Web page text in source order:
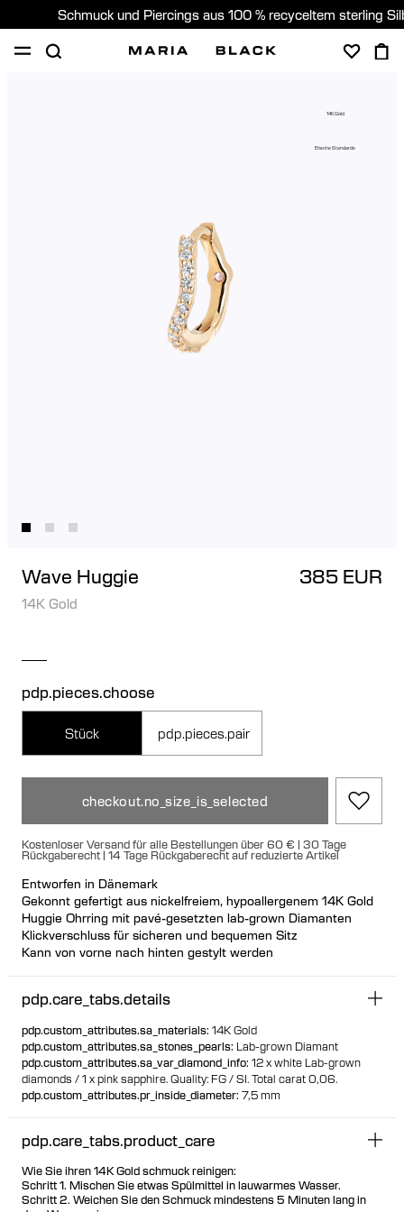
Schmuck und Piercings aus 100 % recyceltem sterling
14K Gold
Etische Standards
Wave Huggie 385 EUR
14K Gold
pdp.pieces.choose
Stück pdp.pieces.pair
checkout.no_size_is_selected
Kostenloser Versand für alle Bestellungen über 60 € | 30 Tage
Rückgaberecht | 14 Tage Rückgaberecht auf reduzierte Artikel
Entworfen in Dänemark
Gekonnt gefertigt aus nickelfreiem, hypoallergenem 14K Gold
Huggie Ohrring mit pavé-gesetzten lab-grown Diamanten
Klickverschluss für sicheren und bequemen Sitz
Kann von vorne nach hinten gestylt werden
pdp.care_tabs.details
pdp.custom_attributes.sa_materials: 14K Gold
pdp.custom_attributes.sa_stones_pearls: Lab-grown Diamant
pdp.custom_attributes.sa_var_diamond_info: 12 x white Lab-grown
diamonds / 1 x pink sapphire.Quality: FG / SI.Total carat 0,06.
pdp.custom_attributes.pr_inside_diameter: 7,5 mm
pdp.care_tabs.product_care
Wie Sie ihren 14K Gold schmuck reinigen:
Schritt 1. Mischen Sie etwas Spülmittel in lauwarmes Wasser.
Schritt 2. Weichen Sie den Schmuck mindestens 5 Minuten lang in